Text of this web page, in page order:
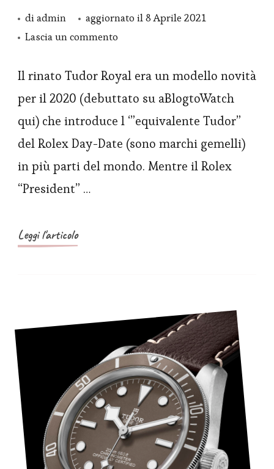
diadmin aggiornato il8 Aprile 2021
Lascia un commento
Replica
Royal
M28603
Il rinato Tudor Royal era un modello novità
per il 2020 (debuttato su aBlogtoWatch
qui) che introduce l ‘”equivalente Tudor”
del Rolex Day-Date (sono marchi gemelli)
in più parti del mondo. Mentre il Rolex
“President” …
Leggi l'articolo